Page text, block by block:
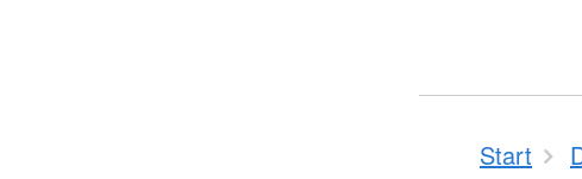
Start